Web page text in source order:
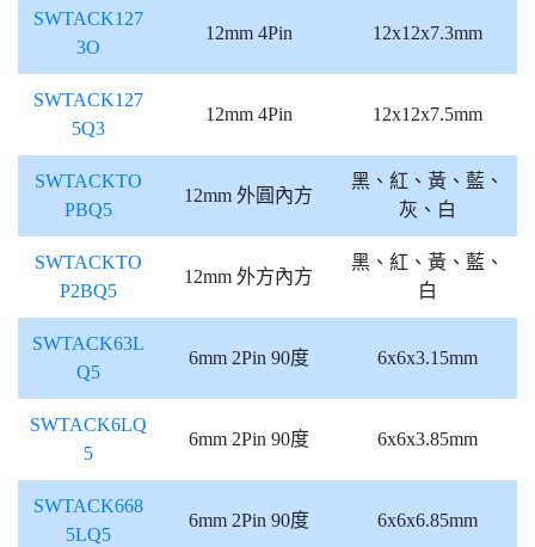
SWTACK127
3O
12mm 4Pin 12x12x7.3mm
SWTACK127
5Q3
12mm 4Pin 12x12x7.5mm
SWTACKTO
PBQ5
12mm 外圓內方
黑、紅、黃、藍、
灰、白
SWTACKTO
P2BQ5
12mm 外方內方
黑、紅、黃、藍、
白
SWTACK63L
Q5
6mm 2Pin 90度 6x6x3.15mm
SWTACK6LQ
5
6mm 2Pin 90度 6x6x3.85mm
SWTACK668
5LQ5
6mm 2Pin 90度 6x6x6.85mm